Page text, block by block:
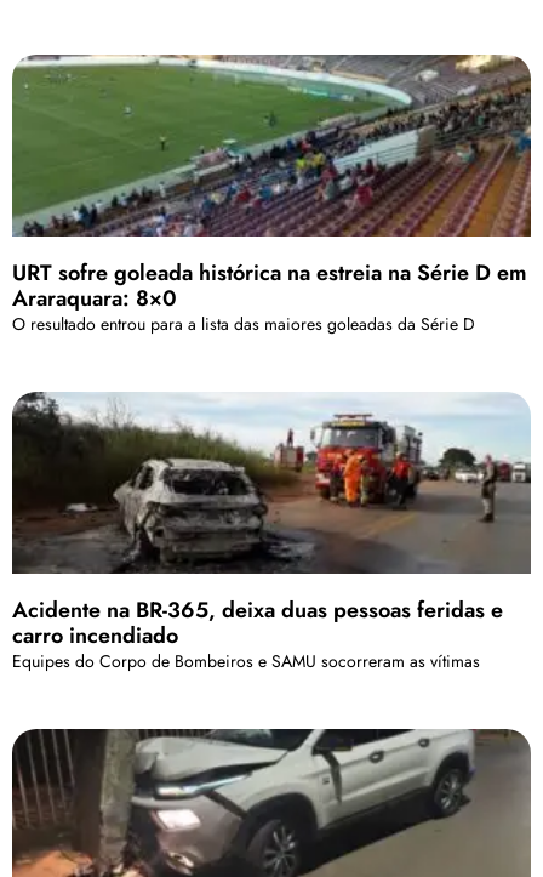
URT sofre goleada histórica na estreia na Série D em
Araraquara: 8×0
O resultado entrou para a lista das maiores goleadas da Série D
Acidente na BR-365, deixa duas pessoas feridas e
carro incendiado
Equipes do Corpo de Bombeiros e SAMU socorreram as vítimas